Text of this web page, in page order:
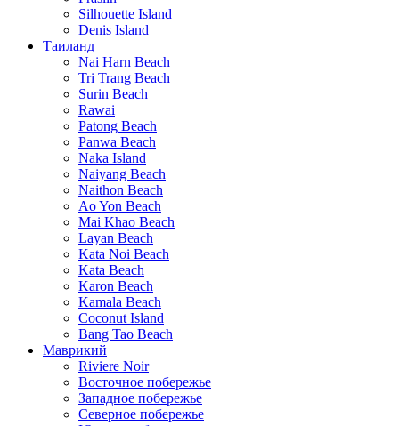
Silhouette Island
Denis Island
Таиланд
Nai Harn Beach
Tri Trang Beach
Surin Beach
Rawai
Patong Beach
Panwa Beach
Naka Island
Naiyang Beach
Naithon Beach
Ao Yon Beach
Mai Khao Beach
Layan Beach
Kata Noi Beach
Kata Beach
Karon Beach
Kamala Beach
Coconut Island
Bang Tao Beach
Маврикий
Riviere Noir
Восточное побережье
Западное побережье
Северное побережье